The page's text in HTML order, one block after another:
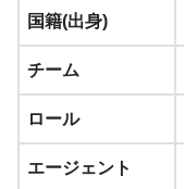
国籍(出身)
チーム
ロール
エージェント